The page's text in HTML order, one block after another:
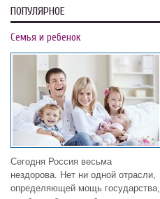
ПОПУЛЯРНОЕ
Семья и ребенок
Сегодня Россия весьма
нездорова. Нет ни одной отрасли,
определяющей мощь государства,